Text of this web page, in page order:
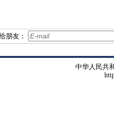
朋友：
中华人民共